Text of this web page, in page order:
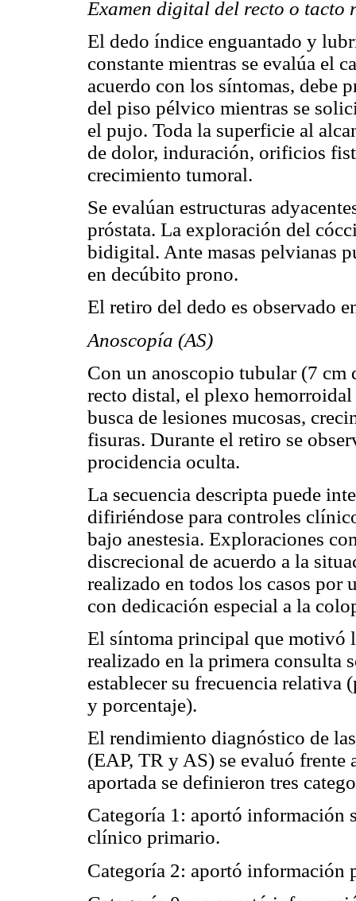
Examen digital del recto o tacto
El dedo índice enguantado y
constante mientras se evalúa el
acuerdo con los síntomas, debe
del piso pélvico mientras se
el pujo. Toda la superficie al
de dolor, induración, orificios
crecimiento tumoral.
Se evalúan estructuras
próstata. La exploración del
bidigital. Ante masas pelvianas
en decúbito prono.
El retiro del dedo es observado
Anoscopía (AS)
Con un anoscopio tubular (7 cm
recto distal, el plexo
busca de lesiones mucosas,
fisuras. Durante el retiro se
procidencia oculta.
La secuencia descripta puede
difiriéndose para controles
bajo anestesia. Exploraciones
discrecional de acuerdo a la
realizado en todos los casos por
con dedicación especial a la
El síntoma principal que motivó
realizado en la primera consulta
establecer su frecuencia relativa
y porcentaje).
El rendimiento diagnóstico de
(EAP, TR y AS) se evaluó
aportada se definieron tres
Categoría 1: aportó información
clínico primario.
Categoría 2: aportó información